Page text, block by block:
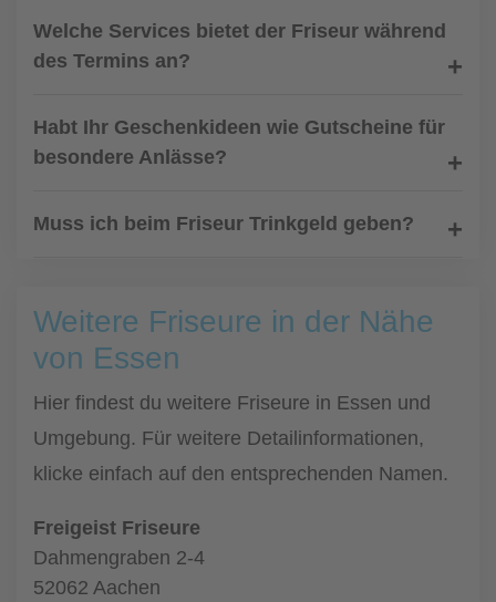
Welche Services bietet der Friseur während
des Termins an?
Habt Ihr Geschenkideen wie Gutscheine für
besondere Anlässe?
Muss ich beim Friseur Trinkgeld geben?
Weitere Friseure in der Nähe
von Essen
Hier findest du weitere Friseure in Essen und
Umgebung. Für weitere Detailinformationen,
klicke einfach auf den entsprechenden Namen.
Freigeist Friseure
Dahmengraben 2-4
52062 Aachen